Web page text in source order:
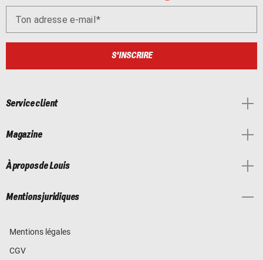
Ton adresse e-mail
S'INSCRIRE
Service client
Magazine
À propos de Louis
Mentions juridiques
Mentions légales
CGV